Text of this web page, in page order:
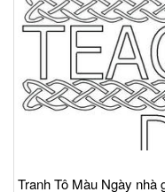
Tranh Tô Màu Ngày nhà